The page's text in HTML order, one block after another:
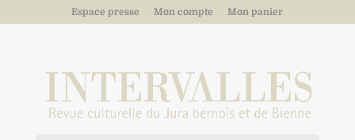
Espace presse Mon compte Mon panier